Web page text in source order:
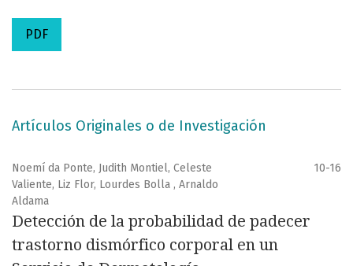
PDF
Artículos Originales o de Investigación
Noemí da Ponte, Judith Montiel, Celeste
Valiente, Liz Flor, Lourdes Bolla , Arnaldo
Aldama
10-16
Detección de la probabilidad de padecer
trastorno dismórfico corporal en un